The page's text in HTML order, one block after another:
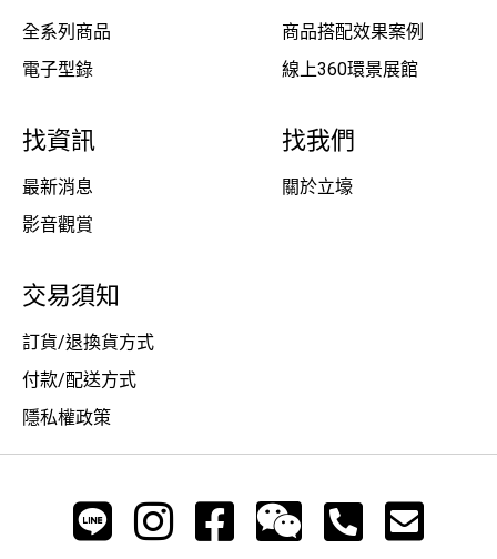
全系列商品
電子型錄
商品搭配效果案例
線上360環景展館
找資訊
最新消息
影音觀賞
找我們
關於立壕
交易須知
訂貨/退換貨方式
付款/配送方式
隱私權政策